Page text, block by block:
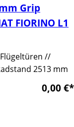
Grip
FIORINO L1
Flügeltüren //
2513 mm
0,00 €*